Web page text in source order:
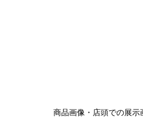
商品画像・店頭での展示